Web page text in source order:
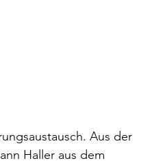
Aus der
Haller aus dem